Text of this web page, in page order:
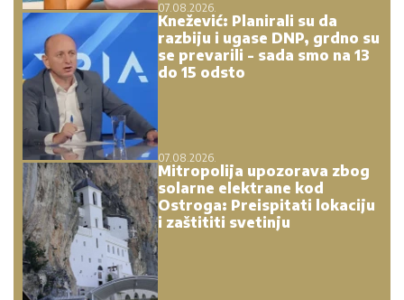
07.08.2026.
Knežević: Planirali su da
razbiju i ugase DNP, grdno su
se prevarili - sada smo na 13
do 15 odsto
07.08.2026.
Mitropolija upozorava zbog
solarne elektrane kod
Ostroga: Preispitati lokaciju
i zaštititi svetinju